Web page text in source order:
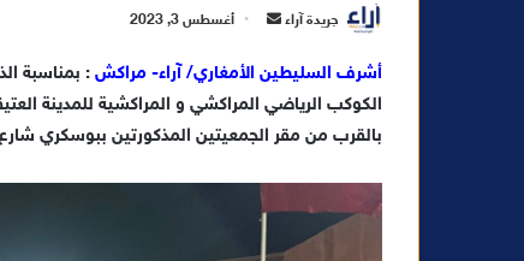
جريدة آراء
س
ل
د
أغسطس 3, 2023
أشرف السليطين الأمغاري/ آراء- مراكش : بمناسبة
بالقرب من مقر الجمعيتين المذكورتين ببوسكري